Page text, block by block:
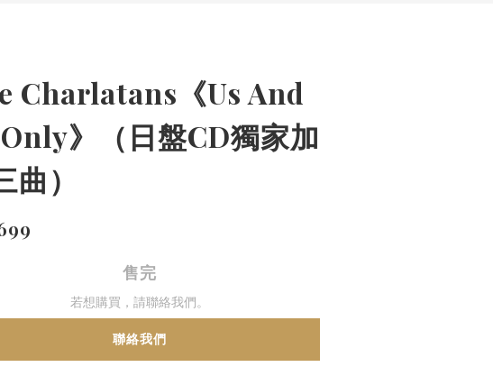
Charlatans《Us And
》（日盤CD獨家加
曲）
售完
若想購買，請聯絡我們。
聯絡我們